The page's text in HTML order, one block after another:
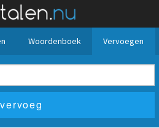
Woordenboek Vervoegen